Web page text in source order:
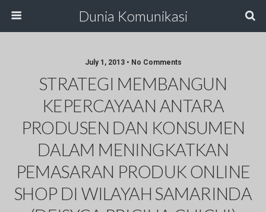
Dunia Komunikasi
July 1, 2013 • No Comments
STRATEGI MEMBANGUN
KEPERCAYAAN ANTARA
PRODUSEN DAN KONSUMEN
DALAM MENINGKATKAN
PEMASARAN PRODUK ONLINE
SHOP DI WILAYAH SAMARINDA